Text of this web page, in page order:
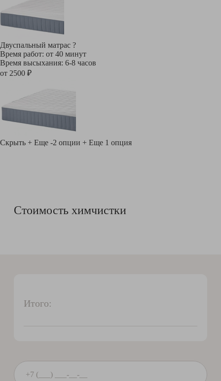
Двуспальный матрас ?
Время работ: от 40 минут
Время высыхания: 6-8 часов
от 2500 ₽
Скрыть + Еще -2 опции + Еще 1 опция
Стоимость химчистки
Итого: